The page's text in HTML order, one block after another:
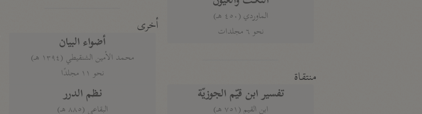
الماوردي (٤٥٠ هـ)
نحو ٦ مجلدات
منتقاة
تفسير ابن قيّم الجوزيّة
ابن القيم (٧٥١ هـ)
أخرى
أضواء البيان
محمد الأمين الشنقيطي (١٣٩٤ هـ)
نحو ١١ مجلدًا
نظم الدرر
البقاعي (٨٨٥ هـ)